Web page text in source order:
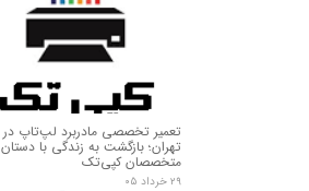
تعمیر تخصصی مادربرد لپ‌تاپ در
تهران؛ بازگشت به زندگی با دستان
متخصصان کپی‌تک
۲۹ خرداد ۰۵